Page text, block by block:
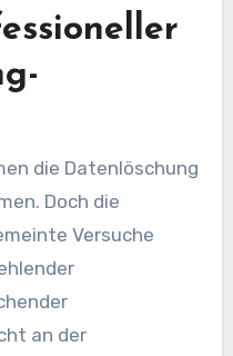
die Datenlöschung
Doch die
Versuche
an der